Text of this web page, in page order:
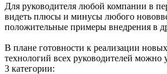
Для руководителя любой компании в
видеть плюсы и минусы любого
положительные примеры внедрения в
В плане готовности к реализации
технологий всех руководителей можно
3 категории: